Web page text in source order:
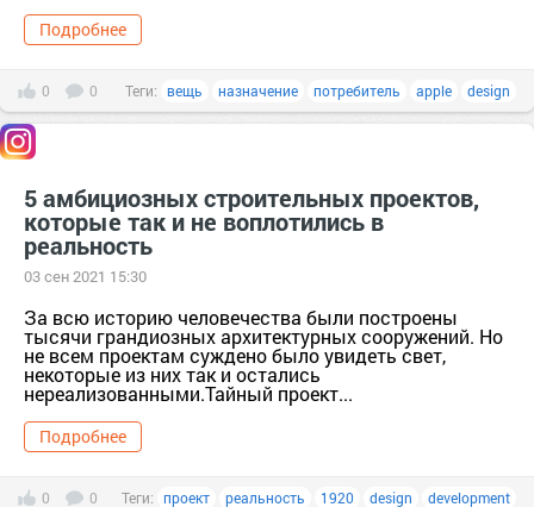
Подробнее
0 0 Теги: вещь назначение потребитель apple design
5 амбициозных строительных проектов,
которые так и не воплотились в
реальность
03 сен 2021 15:30
За всю историю человечества были построены
тысячи грандиозных архитектурных сооружений. Но
не всем проектам суждено было увидеть свет,
некоторые из них так и остались
нереализованными.Тайный проект...
Подробнее
0 0 Теги: проект реальность 1920 design development